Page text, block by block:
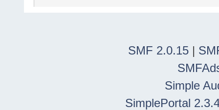
SMF 2.0.15 |
Simple
SimplePortal